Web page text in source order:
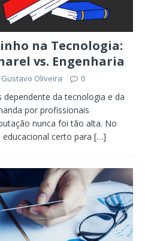
na Tecnologia:
vs. Engenharia
Gustavo Oliveira 0
da tecnologia e da
por profissionais
nunca foi tão alta. No
certo para […]